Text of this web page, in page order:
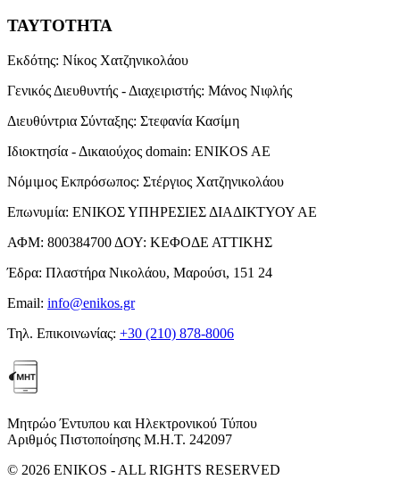
ΤΑΥΤΟΤΗΤΑ
Εκδότης: Νίκος Χατζηνικολάου
Γενικός Διευθυντής - Διαχειριστής: Μάνος Νιφλής
Διευθύντρια Σύνταξης: Στεφανία Κασίμη
Ιδιοκτησία - Δικαιούχος domain: ENIKOS AE
Νόμιμος Εκπρόσωπος: Στέργιος Χατζηνικολάου
Επωνυμία: ΕΝΙΚΟΣ ΥΠΗΡΕΣΙΕΣ ΔΙΑΔΙΚΤΥΟΥ ΑΕ
ΑΦΜ: 800384700 ΔΟΥ: ΚΕΦΟΔΕ ΑΤΤΙΚΗΣ
Έδρα: Πλαστήρα Νικολάου, Μαρούσι, 151 24
Email: info@enikos.gr
Τηλ. Επικοινωνίας: +30 (210) 878-8006
Μητρώο Έντυπου και Ηλεκτρονικού Τύπου
Αριθμός Πιστοποίησης Μ.Η.Τ. 242097
© 2026 ENIKOS - ALL RIGHTS RESERVED